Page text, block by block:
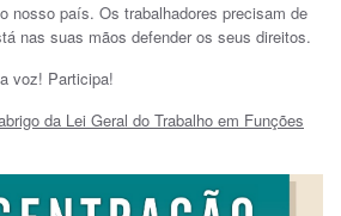
nosso país. Os trabalhadores precisam de
nas suas mãos defender os seus direitos.
voz! Participa!
da Lei Geral do Trabalho em Funções